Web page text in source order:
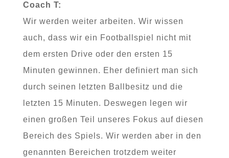
Coach T:
Wir werden weiter arbeiten. Wir wissen
auch, dass wir ein Footballspiel nicht mit
dem ersten Drive oder den ersten 15
Minuten gewinnen. Eher definiert man sich
durch seinen letzten Ballbesitz und die
letzten 15 Minuten. Deswegen legen wir
einen großen Teil unseres Fokus auf diesen
Bereich des Spiels. Wir werden aber in den
genannten Bereichen trotzdem weiter